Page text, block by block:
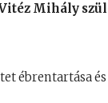
Mihály
ébrentartása